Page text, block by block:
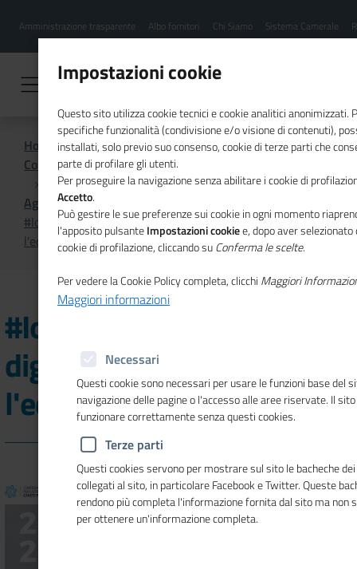
contenuto
Menu
hamburgher
Amministrazione trasparente Albo fornitori Chi Siamo Sistema Camerale
Home
Comunicazione istituzionale per il sistema camerale
Agenda
#IoPensoPositivo, tour digitale: "Perchè ci serve
l'educazione finanziaria?"
#IoPensoPositivo, tour
digitale: "Perchè ci serve
l'educazione finanziaria?"
Impostazioni cookie
Questo sito utilizza cookie tecnici e cookie analitici anonimizzati.
specifiche funzionalità (condivisione e/o visione di contenuti),
installati, solo previo suo consenso, cookie di terze parti che
parte di profilare gli utenti.
Per proseguire la navigazione senza abilitare i cookie di
Accetto.
Può gestire le sue preferenze sui cookie in ogni momento
l'apposito pulsanteImpostazioni cookiee, dopo aver
cookie di profilazione, cliccando suConferma le scelte.
Per vedere la Cookie Policy completa, clicchi Maggiori
Maggiori informazioni
Necessari
Questi cookie sono necessari per usare le funzioni base del
navigazione delle pagine o l'accesso alle aree riservate. Il
funzionare correttamente senza questi cookies.
Terze parti
Questi cookies servono per mostrare sul sito le bacheche
collegati al sito, in particolare Facebook e Twitter. Queste
rendono più completa l'informazione fornita dal sito ma non
per ottenere un'informazione completa.